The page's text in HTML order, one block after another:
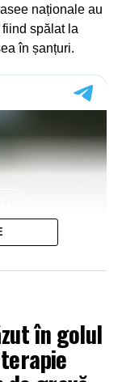
naționale au
spălat la
în șanțuri.
în golul